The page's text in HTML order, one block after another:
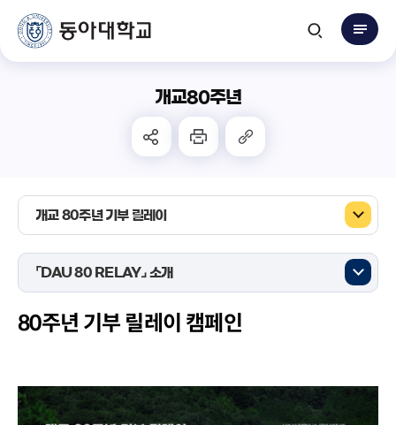
개교80주년
개교 80주년 기부 릴레이
⌜DAU 80 RELAY⌟ 소개
80주년 기부 릴레이 캠페인